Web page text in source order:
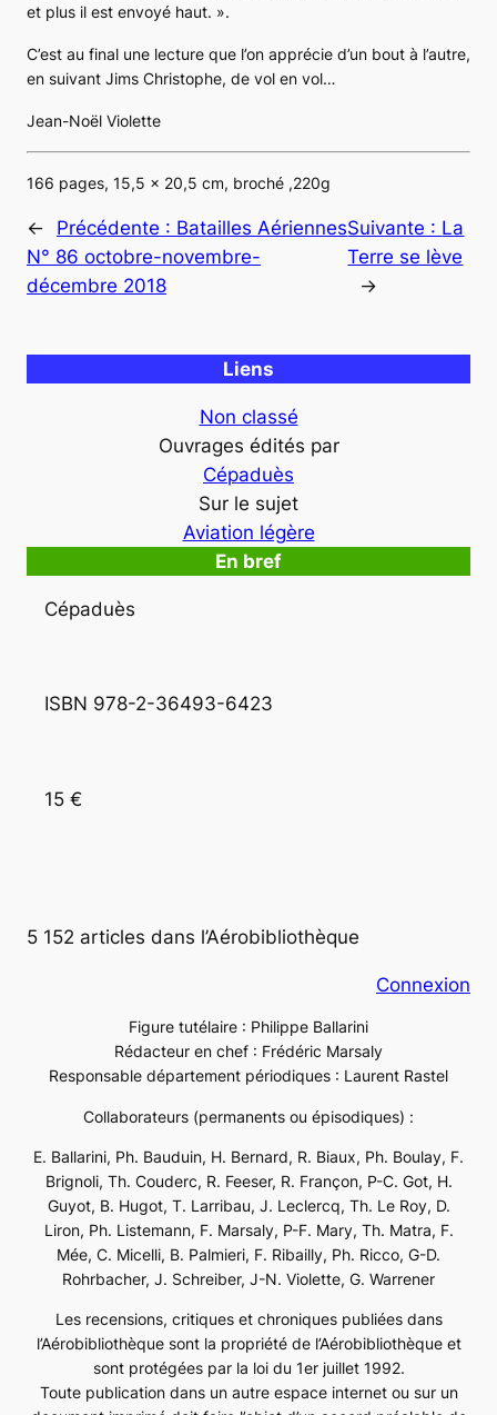
et plus il est envoyé haut. ».
C’est au final une lecture que l’on apprécie d’un bout à l’autre,
en suivant Jims Christophe, de vol en vol…
Jean-Noël Violette
166 pages, 15,5 x 20,5 cm, broché ,220g
← Précédente : Batailles Aériennes
N° 86 octobre-novembre-
décembre 2018
Suivante : La
Terre se lève
→
Liens
Non classé
Ouvrages édités par
Cépaduès
Sur le sujet
Aviation légère
En bref
Cépaduès
ISBN 978-2-36493-6423
15 €
5 152 articles dans l’Aérobibliothèque
Connexion
Figure tutélaire : Philippe Ballarini
Rédacteur en chef : Frédéric Marsaly
Responsable département périodiques : Laurent Rastel
Collaborateurs (permanents ou épisodiques) :
E. Ballarini, Ph. Bauduin, H. Bernard, R. Biaux, Ph. Boulay, F.
Brignoli, Th. Couderc, R. Feeser, R. Françon, P-C. Got, H.
Guyot, B. Hugot, T. Larribau, J. Leclercq, Th. Le Roy, D.
Liron, Ph. Listemann, F. Marsaly, P-F. Mary, Th. Matra, F.
Mée, C. Micelli, B. Palmieri, F. Ribailly, Ph. Ricco, G-D.
Rohrbacher, J. Schreiber, J-N. Violette, G. Warrener
Les recensions, critiques et chroniques publiées dans
l’Aérobibliothèque sont la propriété de l’Aérobibliothèque et
sont protégées par la loi du 1er juillet 1992.
Toute publication dans un autre espace internet ou sur un